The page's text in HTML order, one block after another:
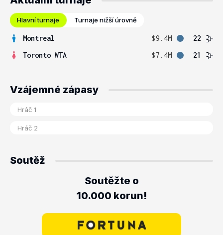
Hlavní turnaje Turnaje nižší úrovně
Montreal $9.4M
22
Toronto WTA
$7.4M 21
Vzájemné zápasy
Soutěž
Soutěžte o
10.000 korun!